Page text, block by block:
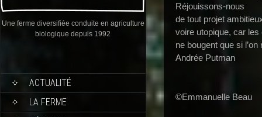
Une ferme diversifiée conduite en agriculture
biologique depuis 1992
ACTUALITÉ
LA FERME
Réjouissons-nous
de tout projet
voire utopique, car les
ne bougent que si l’on
Andrée Putman
©Emmanuelle Beau